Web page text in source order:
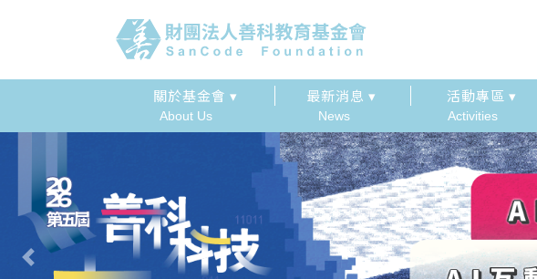
關於基金會 ▾
About Us
最新消息 ▾
News
活動專區 ▾
Activities
Previous